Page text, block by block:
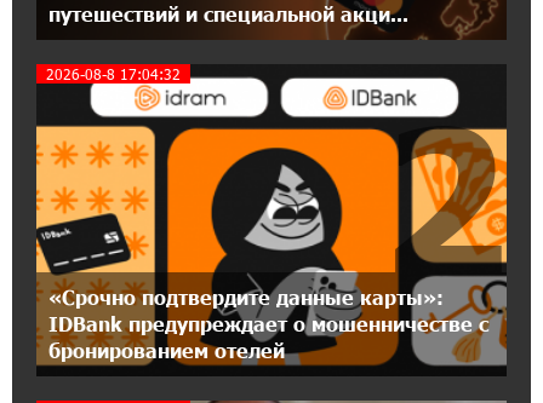
Центр продаж и обслуживания Ucom в
Егварде возобновил работу по новому адресу
— ул. Ереванян, 3/47
15:44:07 17-07-2026
До 25% idcoin-ов при покупке авиабилетов
Flyone: Idram&IDBank
11:30:15 17-07-2026
Ucom и Microsoft Innovation Center помогают
школьникам развивать навыки
путешествий и специальной акци...
2026-08-8 17:04:32
«Срочно подтвердите данные карты»:
IDBank предупреждает о мошенничестве с
бронированием отелей
2